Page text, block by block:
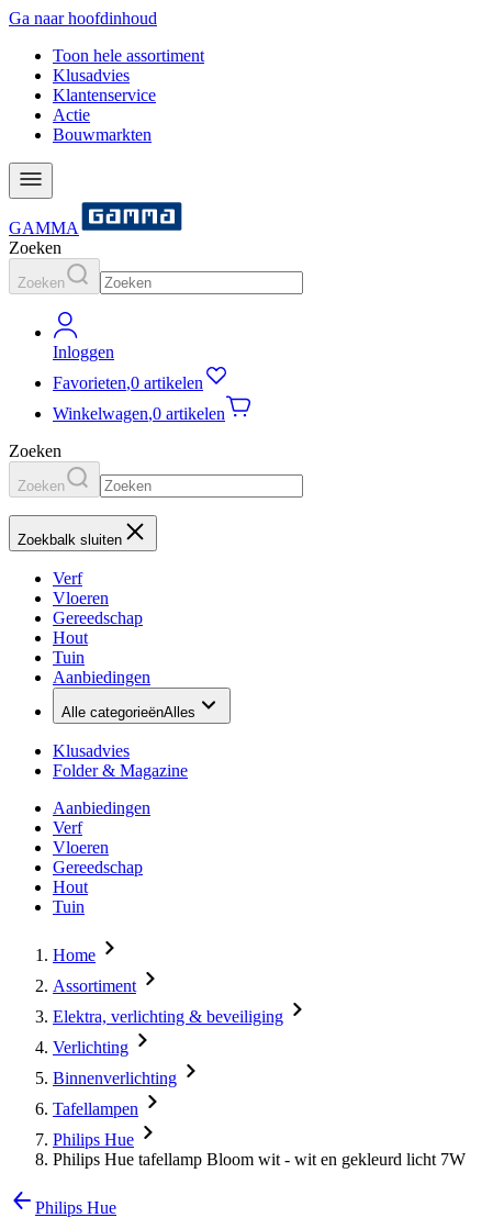
Ga naar hoofdinhoud
Toon hele assortiment
Klusadvies
Klantenservice
Actie
Bouwmarkten
GAMMA
Zoeken
Zoeken
Inloggen
Favorieten,0 artikelen
Winkelwagen,0 artikelen
Zoeken
Zoeken
Zoekbalk sluiten
Verf
Vloeren
Gereedschap
Hout
Tuin
Aanbiedingen
Alle categorieënAlles
Klusadvies
Folder & Magazine
Aanbiedingen
Verf
Vloeren
Gereedschap
Hout
Tuin
Home
Assortiment
Elektra, verlichting & beveiliging
Verlichting
Binnenverlichting
Tafellampen
Philips Hue
Philips Hue tafellamp Bloom wit - wit en gekleurd licht 7W
Philips Hue